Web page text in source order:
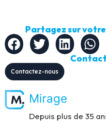
Partagez sur
Contactez-nous
Mirage
Depuis plus de 35